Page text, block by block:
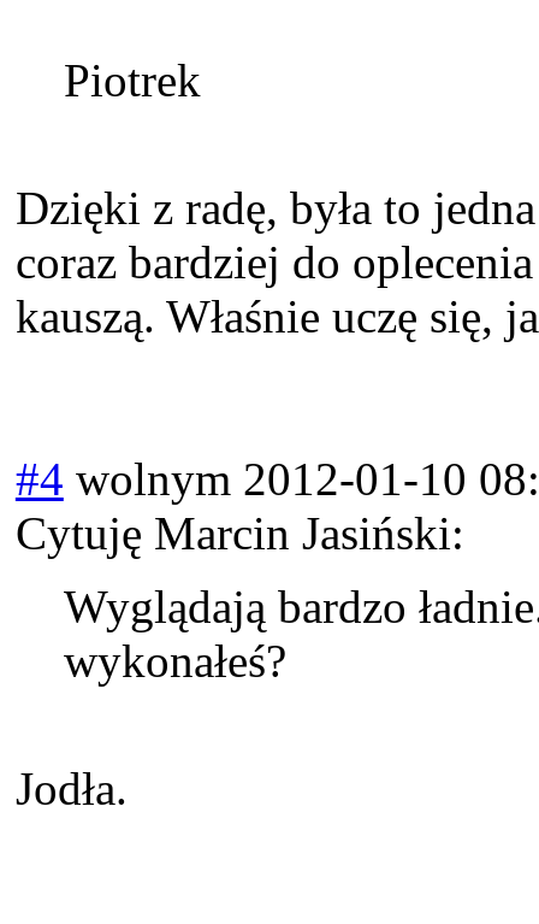
Piotrek
Dzięki z radę, była to
coraz bardziej do
kauszą. Właśnie uczę się,
#4 wolnym 2012-01-10
Cytuję Marcin Jasiński:
Wyglądają bardzo
wykonałeś?
Jodła.